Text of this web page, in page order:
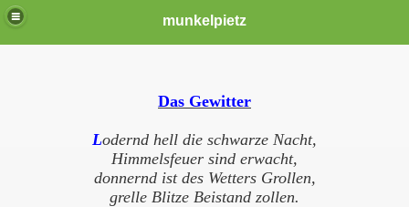
munkelpietz
Das Gewitter
Lodernd hell die schwarze Nacht,
Himmelsfeuer sind erwacht,
donnernd ist des Wetters Grollen,
grelle Blitze Beistand zollen.